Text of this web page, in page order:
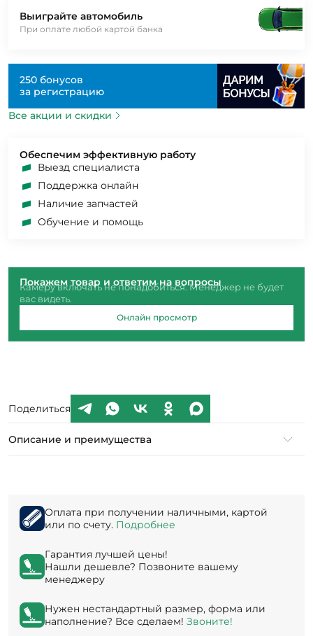
Выиграйте автомобиль
При оплате любой картой банка
250 бонусов
за регистрацию
Все акции и скидки
Обеспечим эффективную работу
Выезд специалиста
Поддержка онлайн
Наличие запчастей
Обучение и помощь
Покажем товар и ответим на вопросы
Камеру включать не понадобиться. Менеджер не будет
вас видеть.
Онлайн просмотр
Поделиться
Описание и преимущества
Оплата при получении наличными, картой
или по счету. Подробнее
Гарантия лучшей цены!
Нашли дешевле? Позвоните вашему
менеджеру
Нужен нестандартный размер, форма или
наполнение? Все сделаем! Звоните!